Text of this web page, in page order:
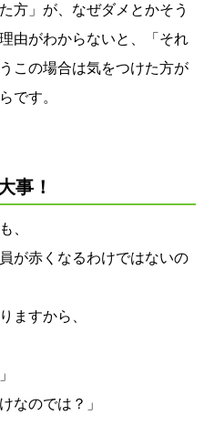
方」が、なぜダメとかそう
由がわからないと、「それ
この場合は気をつけた方が
です。
事！
、
が赤くなるわけではないの
ますから、
なのでは？」